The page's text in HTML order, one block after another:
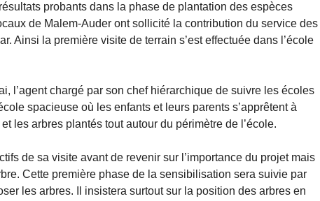
probants dans la phase de plantation des espèces
de Malem-Auder ont sollicité la contribution du service des
Ainsi la première visite de terrain s’est effectuée dans l’école
l’agent chargé par son chef hiérarchique de suivre les écoles
spacieuse où les enfants et leurs parents s’apprêtent à
les arbres plantés tout autour du périmètre de l’école.
de sa visite avant de revenir sur l’importance du projet mais
Cette première phase de la sensibilisation sera suivie par
les arbres. Il insistera surtout sur la position des arbres en